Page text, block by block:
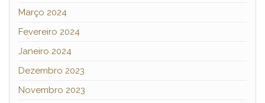
Março 2024
Fevereiro 2024
Janeiro 2024
Dezembro 2023
Novembro 2023